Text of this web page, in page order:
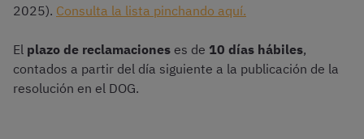
2025). Consulta la lista pinchando aquí.
El plazo de reclamaciones es de 10 días hábiles,
contados a partir del día siguiente a la publicación de la
resolución en el DOG.